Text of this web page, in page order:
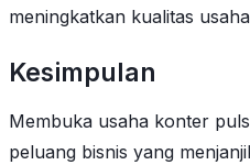
meningkatkan kualitas
Kesimpulan
Membuka usaha konter
peluang bisnis yang